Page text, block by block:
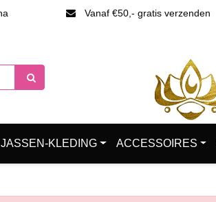
Vanaf €50,- gratis verzenden
JASSEN-KLEDING ACCESSOIRES